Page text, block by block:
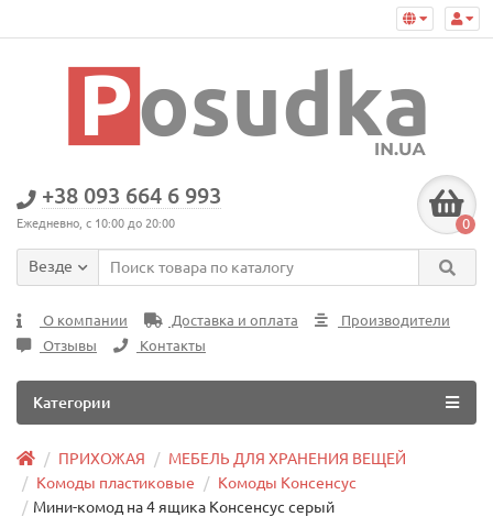
+38 093 664 6 993
Ежедневно, с 10:00 до 20:00 0
Везде
О компании Доставка и оплата
Производители
Отзывы
Контакты
Категории
ПРИХОЖАЯ
МЕБЕЛЬ ДЛЯ ХРАНЕНИЯ ВЕЩЕЙ
Комоды пластиковые
Комоды Консенсус
Мини-комод на 4 ящика Консенсус серый